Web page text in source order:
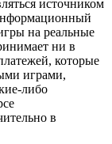
источником
на реальные
ни в
которые
играми,
либо
в